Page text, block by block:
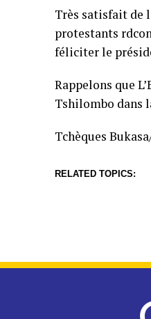
Très satisfait de
protestants
féliciter le
Rappelons que
Tshilombo dans
Tchèques
RELATED TOPICS: